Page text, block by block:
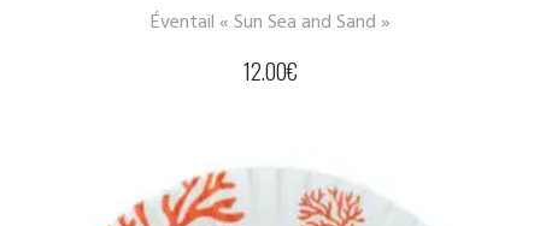
Éventail « Sun Sea and Sand »
12.00€